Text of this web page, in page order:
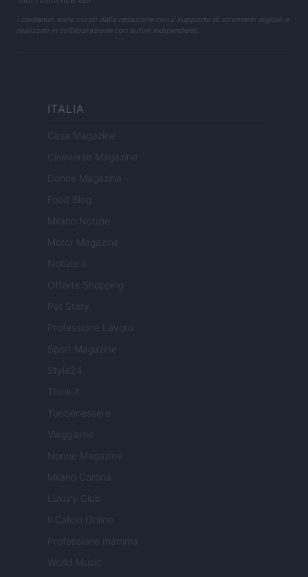
I contenuti sono curati dalla redazione con il supporto di strumenti digitali e
realizzati in collaborazione con autori indipendenti.
ITALIA
Casa Magazine
Cineverse Magazine
Donne Magazine
Food Blog
Milano Notizie
Motor Magazine
Notizie.it
Offerte Shopping
Pet Story
Professione Lavoro
Sport Magazine
Style24
Think.it
Tuobenessere
Viaggiamo
Nonne Magazine
Milano Cortina
Luxury Club
Il Calcio Online
Professione mamma
World Music